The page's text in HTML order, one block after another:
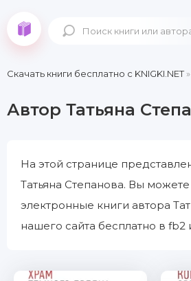
Скачать книги бесплатно c KNIGKI.NET»
Автор Татьяна
На этой странице
Татьяна Степанова. Вы можете
электронные книги автора
нашего сайта бесплатно в